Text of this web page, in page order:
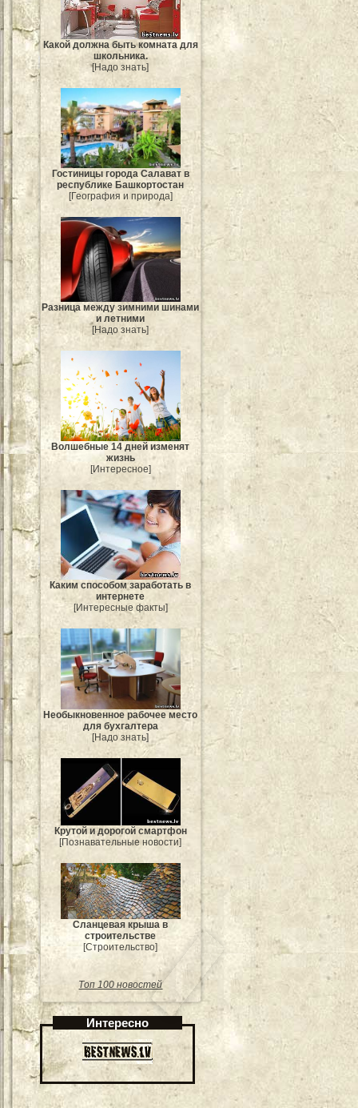
Какой должна быть комната для
школьника.
[Надо знать]
Гостиницы города Салават в
республике Башкортостан
[География и природа]
Разница между зимними шинами
и летними
[Надо знать]
Волшебные 14 дней изменят
жизнь
[Интересное]
Каким способом заработать в
интернете
[Интересные факты]
Необыкновенное рабочее место
для бухгалтера
[Надо знать]
Крутой и дорогой смартфон
[Познавательные новости]
Сланцевая крыша в
строительстве
[Строительство]
Топ 100 новостей
Интересно